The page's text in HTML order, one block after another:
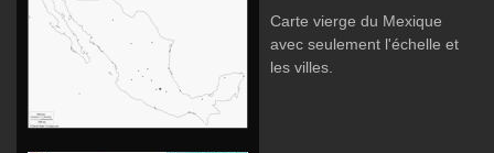
Carte vierge du Mexique
avec seulement l'échelle et
les villes.